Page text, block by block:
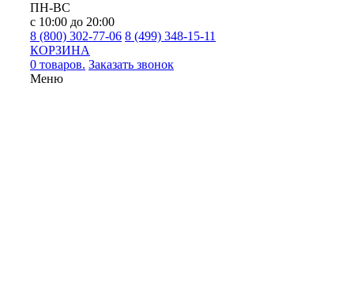
ПН-ВС
с 10:00 до 20:00
8 (800) 302-77-06 8 (499) 348-15-11
КОРЗИНА
0 товаров. Заказать звонок
Меню